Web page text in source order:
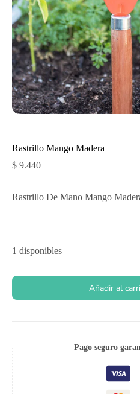
Rastrillo Mango Madera
$ 9.440
Rastrillo De Mano Mango
1 disponibles
Añadir al
Pago seguro